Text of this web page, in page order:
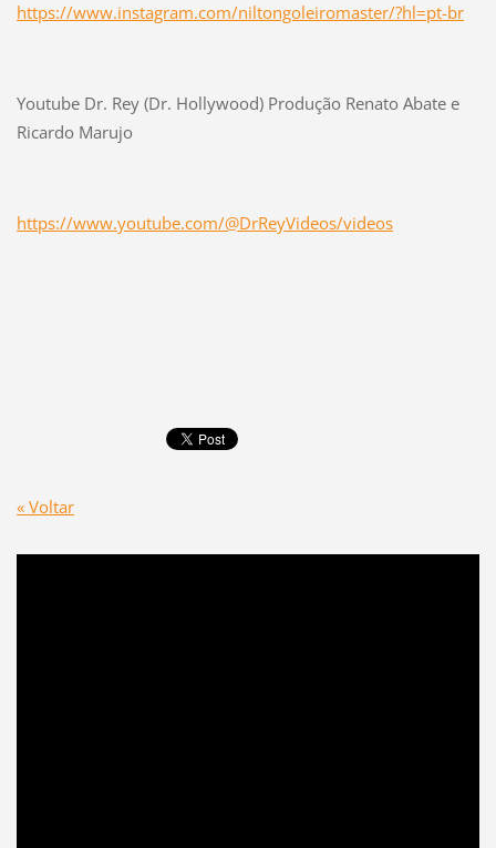
https://www.instagram.com/niltongoleiromaster/?hl=pt-br
Youtube Dr. Rey (Dr. Hollywood) Produção Renato Abate e
Ricardo Marujo
https://www.youtube.com/@DrReyVideos/videos
« Voltar